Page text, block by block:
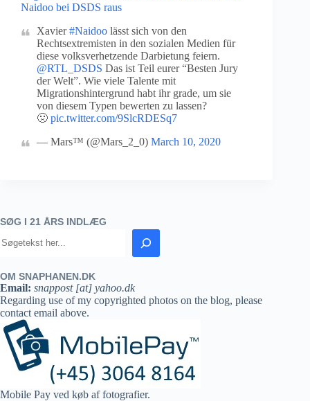
Naidoo bei DSDS raus
Xavier#Naidoo lässt sich von den
Rechtsextremisten in den sozialen Medien für
diese volksverhetzende Darbietung feiern.
@RTL_DSDS Das ist Teil eurer “Besten Jury
der Welt”. Wie viele Talente mit
Migrationshintergrund habt ihr grade, um sie
von diesem Typen bewerten zu lassen?
🤢 pic.twitter.com/9SlcRDESq7
— Mars™ (@Mars_2_0) March 10, 2020
SØG I 21 ÅRS INDLÆG
OM SNAPHANEN.DK
Email: snappost [at] yahoo.dk
Regarding use of my copyrighted photos on the blog, please
contact email above.
Mobile Pay ved køb af fotografier.